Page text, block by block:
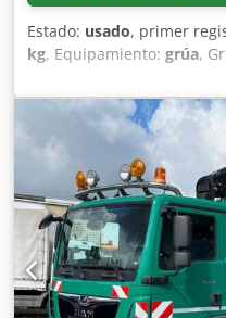
Estado: usado, primer
kg, Equipamiento: grúa,
con 6 extensiones y flyjib
funcional -
Dkjdpfx Aozbza Tsb Ssr